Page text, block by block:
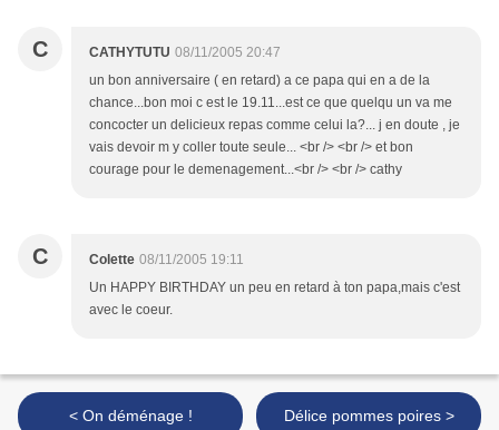
C CATHYTUTU 08/11/2005 20:47
un bon anniversaire ( en retard) a ce papa qui en a de la
chance...bon moi c est le 19.11...est ce que quelqu un va me
concocter un delicieux repas comme celui la?... j en doute , je
vais devoir m y coller toute seule... <br /> <br /> et bon
courage pour le demenagement...<br /> <br /> cathy
C Colette 08/11/2005 19:11
Un HAPPY BIRTHDAY un peu en retard à ton papa,mais c'est
avec le coeur.
< On déménage ! Délice pommes poires >